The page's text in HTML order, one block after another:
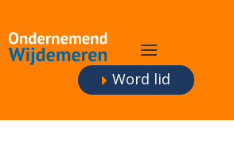
Word lid